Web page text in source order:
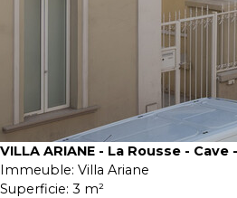
VILLA ARIANE - La Rousse -
Immeuble: Villa Ariane
Superficie: 3 m²